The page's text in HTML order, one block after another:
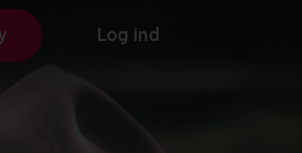
Log ind